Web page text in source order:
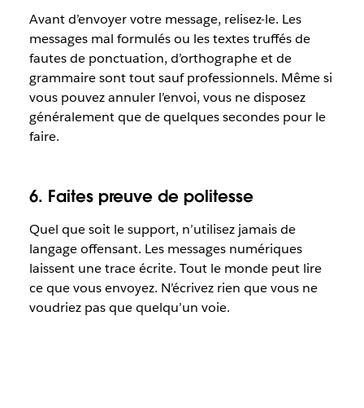
Avant d’envoyer votre message, relisez-le. Les
messages mal formulés ou les textes truffés de
fautes de ponctuation, d’orthographe et de
grammaire sont tout sauf professionnels. Même si
vous pouvez annuler l’envoi, vous ne disposez
généralement que de quelques secondes pour le
faire.
6. Faites preuve de politesse
Quel que soit le support, n’utilisez jamais de
langage offensant. Les messages numériques
laissent une trace écrite. Tout le monde peut lire
ce que vous envoyez. N’écrivez rien que vous ne
voudriez pas que quelqu’un voie.